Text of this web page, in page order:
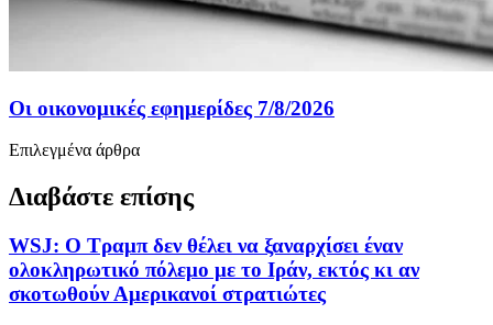
Οι οικονομικές εφημερίδες 7/8/2026
Επιλεγμένα άρθρα
Διαβάστε επίσης
WSJ: Ο Τραμπ δεν θέλει να ξαναρχίσει έναν
ολοκληρωτικό πόλεμο με το Ιράν, εκτός κι αν
σκοτωθούν Αμερικανοί στρατιώτες